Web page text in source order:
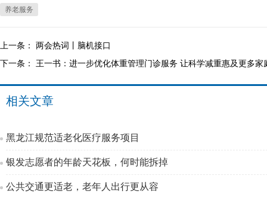
养老服务
上一条： 两会热词丨脑机接口
下一条： 王一书：进一步优化体重管理门诊服务 让科学减重惠及更多家
相关文章
黑龙江规范适老化医疗服务项目
银发志愿者的年龄天花板，何时能拆掉
公共交通更适老，老年人出行更从容